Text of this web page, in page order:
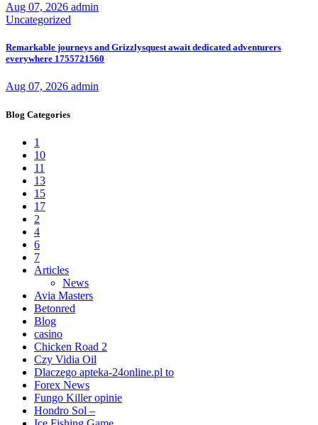
Aug 07, 2026 admin
Uncategorized
Remarkable journeys and Grizzlysquest await dedicated adventurers
everywhere 1755721560
Aug 07, 2026 admin
Blog Categories
1
10
11
13
15
17
2
4
6
7
Articles
News
Avia Masters
Betonred
Blog
casino
Chicken Road 2
Czy Vidia Oil
Dlaczego apteka-24online.pl to
Forex News
Fungo Killer opinie
Hondro Sol –